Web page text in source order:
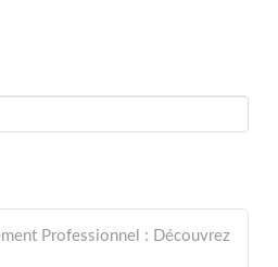
Professionnel : Découvrez